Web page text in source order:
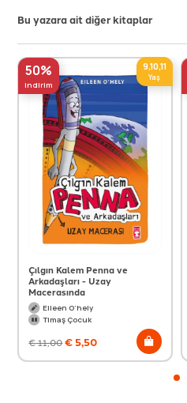
Bu yazara ait diğer kitaplar
50%
indirim
9,10,11
Yaş
Çılgın Kalem Penna ve
Arkadaşları - Uzay
Macerasında
Eileen O’hely
Timaş Çocuk
€11,00€ 5,50